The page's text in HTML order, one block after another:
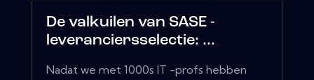
De valkuilen van SASE -
leveranciersselectie: ...
Nadat we met 1000s IT -profs hebben